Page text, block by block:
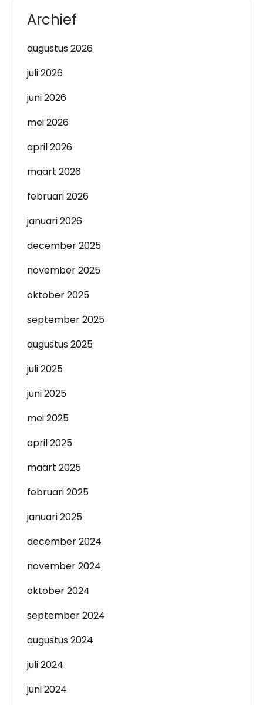
Archief
augustus 2026
juli 2026
juni 2026
mei 2026
april 2026
maart 2026
februari 2026
januari 2026
december 2025
november 2025
oktober 2025
september 2025
augustus 2025
juli 2025
juni 2025
mei 2025
april 2025
maart 2025
februari 2025
januari 2025
december 2024
november 2024
oktober 2024
september 2024
augustus 2024
juli 2024
juni 2024